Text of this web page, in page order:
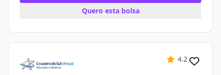
Quero esta bolsa
4.2